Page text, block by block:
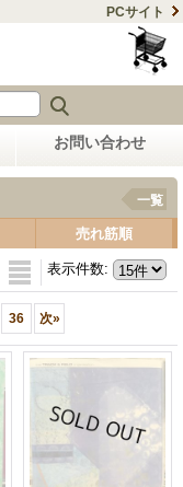
PCサイト
お問い合わせ
一覧
売れ筋順
表示件数:
36 次»